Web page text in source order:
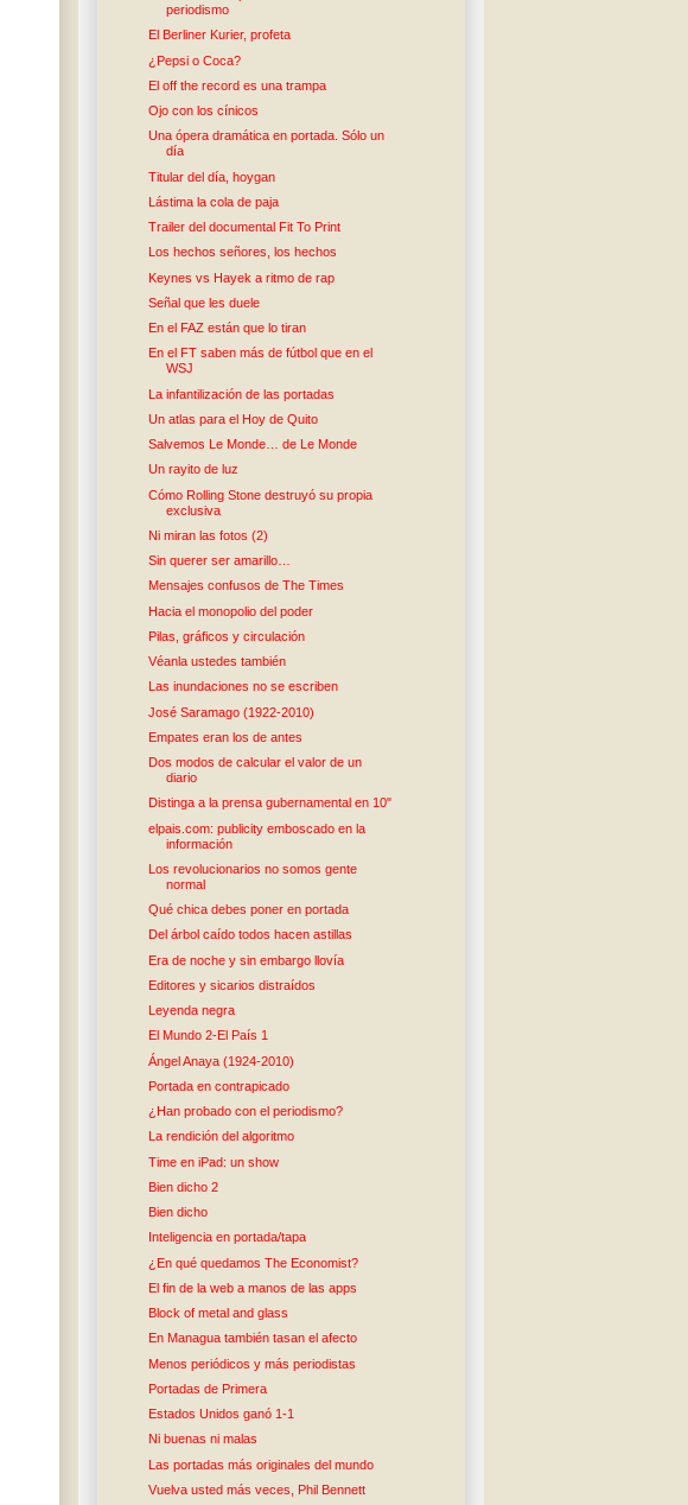
periodismo
El Berliner Kurier, profeta
¿Pepsi o Coca?
El off the record es una trampa
Ojo con los cínicos
Una ópera dramática en portada. Sólo un
día
Titular del día, hoygan
Lástima la cola de paja
Trailer del documental Fit To Print
Los hechos señores, los hechos
Keynes vs Hayek a ritmo de rap
Señal que les duele
En el FAZ están que lo tiran
En el FT saben más de fútbol que en el
WSJ
La infantilización de las portadas
Un atlas para el Hoy de Quito
Salvemos Le Monde… de Le Monde
Un rayito de luz
Cómo Rolling Stone destruyó su propia
exclusiva
Ni miran las fotos (2)
Sin querer ser amarillo…
Mensajes confusos de The Times
Hacia el monopolio del poder
Pilas, gráficos y circulación
Véanla ustedes también
Las inundaciones no se escriben
José Saramago (1922-2010)
Empates eran los de antes
Dos modos de calcular el valor de un
diario
Distinga a la prensa gubernamental en 10"
elpais.com: publicity emboscado en la
información
Los revolucionarios no somos gente
normal
Qué chica debes poner en portada
Del árbol caído todos hacen astillas
Era de noche y sin embargo llovía
Editores y sicarios distraídos
Leyenda negra
El Mundo 2-El País 1
Ángel Anaya (1924-2010)
Portada en contrapicado
¿Han probado con el periodismo?
La rendición del algoritmo
Time en iPad: un show
Bien dicho 2
Bien dicho
Inteligencia en portada/tapa
¿En qué quedamos The Economist?
El fin de la web a manos de las apps
Block of metal and glass
En Managua también tasan el afecto
Menos periódicos y más periodistas
Portadas de Primera
Estados Unidos ganó 1-1
Ni buenas ni malas
Las portadas más originales del mundo
Vuelva usted más veces, Phil Bennett